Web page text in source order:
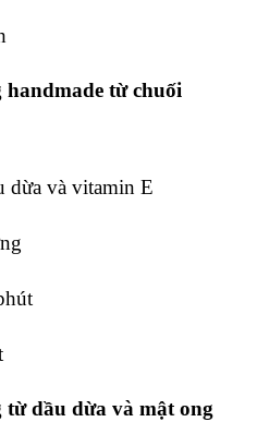
handmade từ chuối
dừa và vitamin E
từ dầu dừa và mật ong